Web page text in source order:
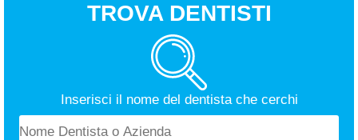
TROVA DENTISTI
Inserisci il nome del dentista che cerchi